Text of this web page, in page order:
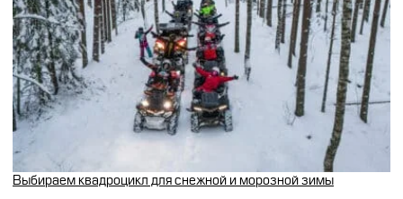
Выбираем квадроцикл для снежной и морозной зимы